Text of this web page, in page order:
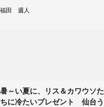
福田 週人
暑～い夏に、リス＆カワウソた
ちに冷たいプレゼント 仙台う